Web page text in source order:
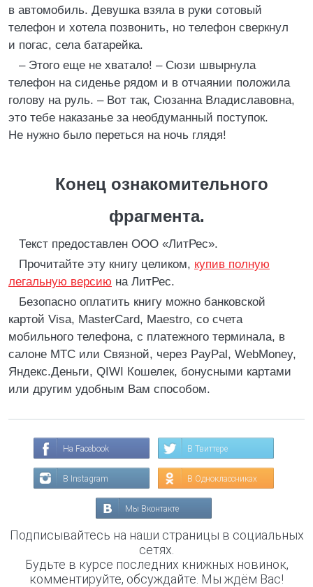
в автомобиль. Девушка взяла в руки сотовый
телефон и хотела позвонить, но телефон сверкнул
и погас, села батарейка.
– Этого еще не хватало! – Сюзи швырнула
телефон на сиденье рядом и в отчаянии положила
голову на руль. – Вот так, Сюзанна Владиславовна,
это тебе наказанье за необдуманный поступок.
Не нужно было переться на ночь глядя!
Конец ознакомительного
фрагмента.
Текст предоставлен ООО «ЛитРес».
Прочитайте эту книгу целиком, купив полную
легальную версию на ЛитРес.
Безопасно оплатить книгу можно банковской
картой Visa, MasterCard, Maestro, со счета
мобильного телефона, с платежного терминала, в
салоне МТС или Связной, через PayPal, WebMoney,
Яндекс.Деньги, QIWI Кошелек, бонусными картами
или другим удобным Вам способом.
На Facebook В Твиттере
В Instagram В Одноклассниках
Мы Вконтакте
Подписывайтесь на наши страницы в социальных
сетях.
Будьте в курсе последних книжных новинок,
комментируйте, обсуждайте. Мы ждём Вас!